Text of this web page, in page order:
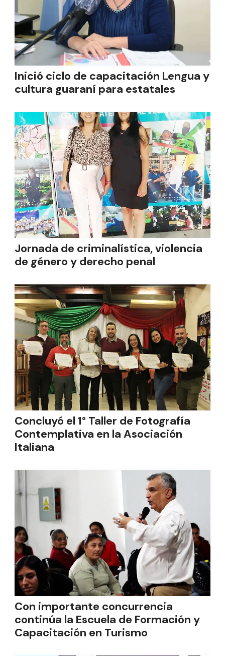
Inició ciclo de capacitación Lengua y
cultura guaraní para estatales
Jornada de criminalística, violencia
de género y derecho penal
Concluyó el 1° Taller de Fotografía
Contemplativa en la Asociación
Italiana
Con importante concurrencia
continúa la Escuela de Formación y
Capacitación en Turismo